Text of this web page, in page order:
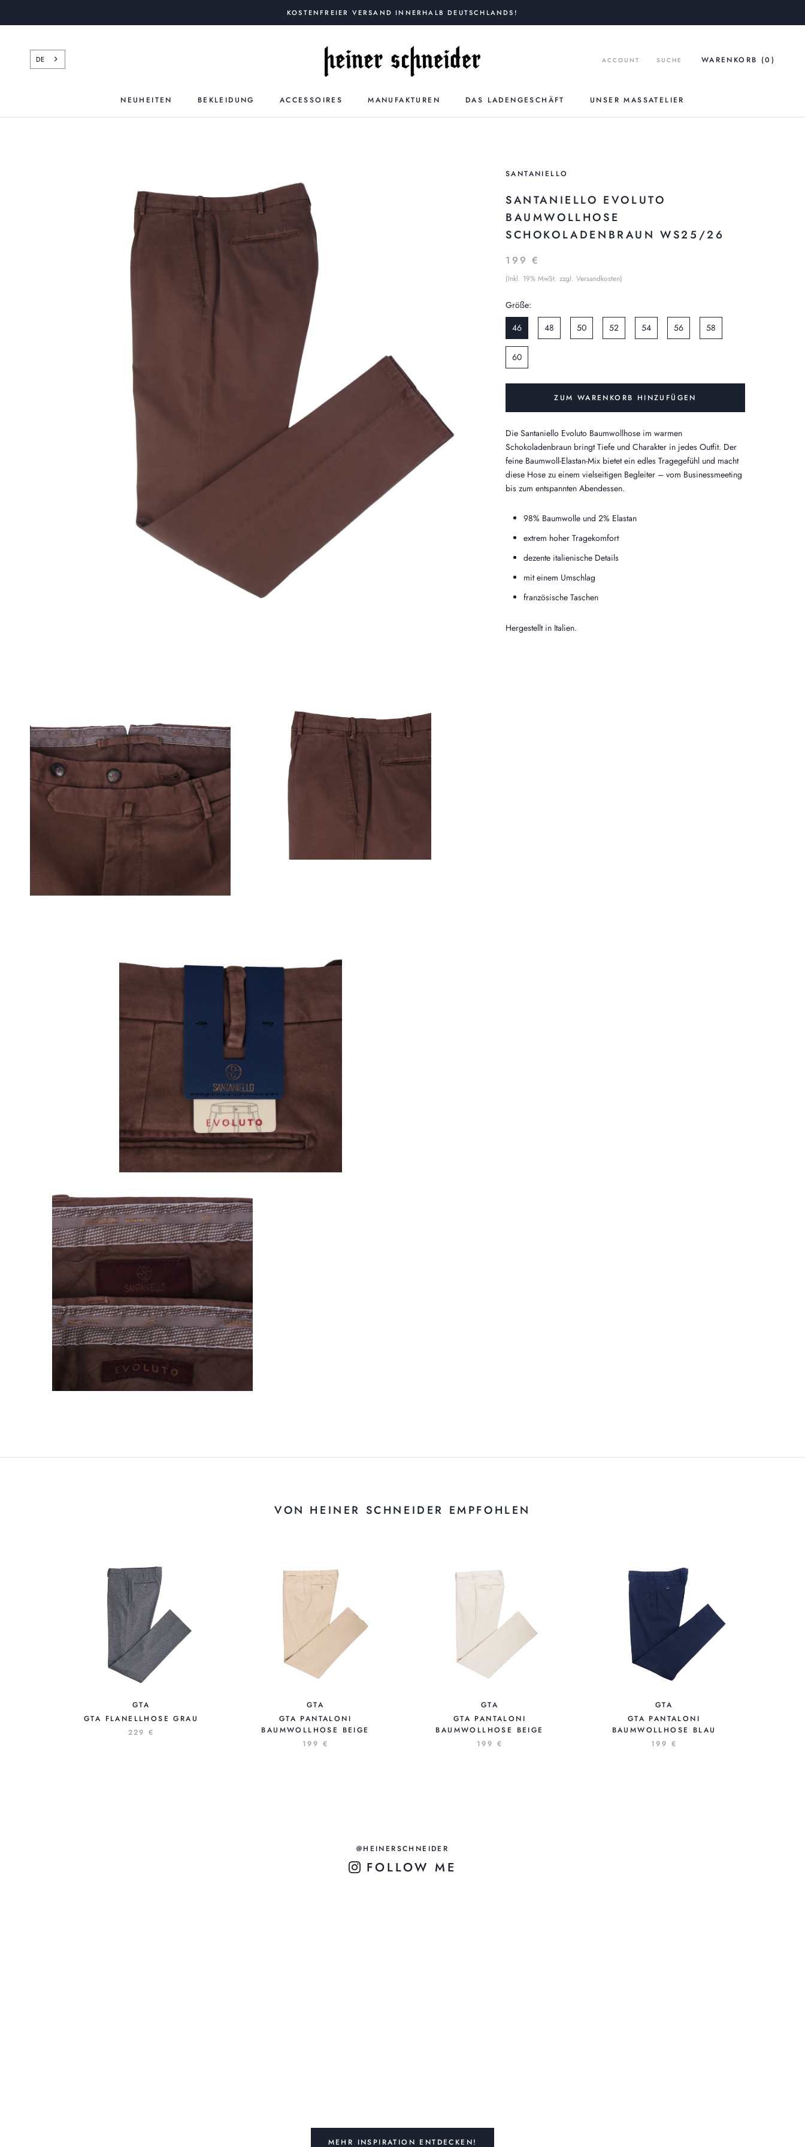
KOSTENFREIER VERSAND INNERHALB DEUTSCHLANDS!
NEUHEITEN
BEKLEIDUNG ACCESSOIRES MANUFAKTUREN DAS LADENGESCHÄFT
UNSER MASSATELIER
DE ACCOUNT SUCHE WARENKORB (0 )
SANTANIELLO
SANTANIELLO EVOLUTO
BAUMWOLLHOSE
SCHOKOLADENBRAUN WS25/26
199 €
(Inkl. 19% MwSt. zzgl. Versandkosten)
Größe:
46
48 50 52 54 56 58
60
ZUM WARENKORB HINZUFÜGEN
Die Santaniello Evoluto Baumwollhose im warmen
Schokoladenbraun bringt Tiefe und Charakter in jedes Outfit. Der
feine Baumwoll-Elastan-Mix bietet ein edles Tragegefühl und macht
diese Hose zu einem vielseitigen Begleiter – vom Businessmeeting
bis zum entspannten Abendessen.
98% Baumwolle und 2% Elastan
extrem hoher Tragekomfort
dezente italienische Details
mit einem Umschlag
französische Taschen
Hergestellt in Italien.
VON HEINER SCHNEIDER EMPFOHLEN
GTA
GTA FLANELLHOSE GRAU
229 €
GTA
GTA PANTALONI
BAUMWOLLHOSE BEIGE
199 €
GTA
GTA PANTALONI
BAUMWOLLHOSE BEIGE
199 €
GTA
GTA PANTALONI
BAUMWOLLHOSE BLAU
199 €
@HEINERSCHNEIDER
FOLLOW ME
MEHR INSPIRATION ENTDECKEN!